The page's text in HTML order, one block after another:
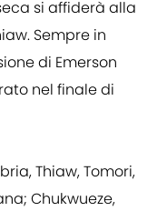
si affiderà alla
Sempre in
di Emerson
nel finale di
Thiaw, Tomori,
Chukwueze,